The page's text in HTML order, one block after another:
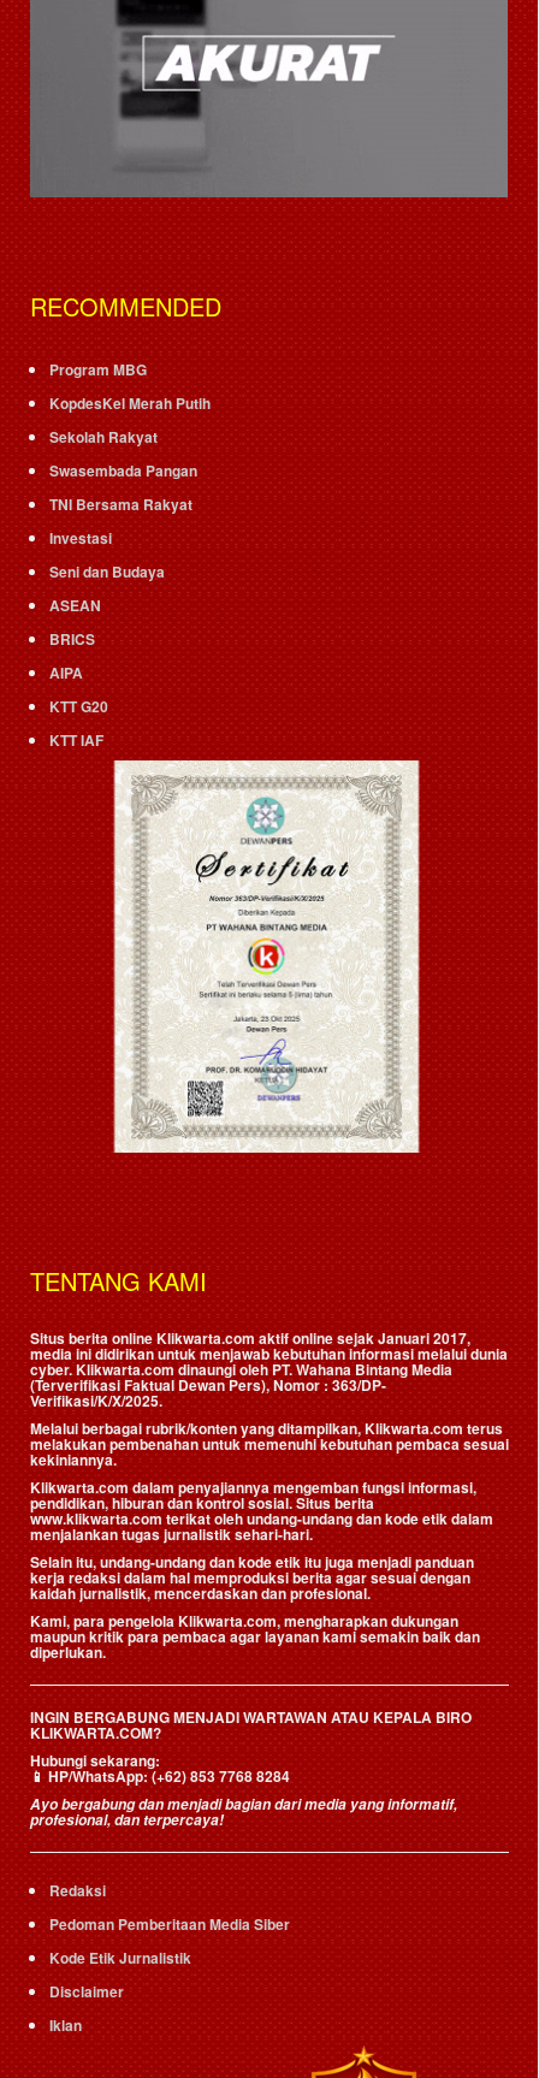
RECOMMENDED
Program MBG
KopdesKel Merah Putih
Sekolah Rakyat
Swasembada Pangan
TNI Bersama Rakyat
Investasi
Seni dan Budaya
ASEAN
BRICS
AIPA
KTT G20
KTT IAF
TENTANG KAMI
Situs berita online Klikwarta.com aktif online sejak Januari 2017,
media ini didirikan untuk menjawab kebutuhan informasi melalui dunia
cyber. Klikwarta.com dinaungi oleh PT. Wahana Bintang Media
(Terverifikasi Faktual Dewan Pers), Nomor : 363/DP-
Verifikasi/K/X/2025.
Melalui berbagai rubrik/konten yang ditampilkan, Klikwarta.com terus
melakukan pembenahan untuk memenuhi kebutuhan pembaca sesuai
kekiniannya.
Klikwarta.com dalam penyajiannya mengemban fungsi informasi,
pendidikan, hiburan dan kontrol sosial. Situs berita
www.klikwarta.com terikat oleh undang-undang dan kode etik dalam
menjalankan tugas jurnalistik sehari-hari.
Selain itu, undang-undang dan kode etik itu juga menjadi panduan
kerja redaksi dalam hal memproduksi berita agar sesuai dengan
kaidah jurnalistik, mencerdaskan dan profesional.
Kami, para pengelola Klikwarta.com, mengharapkan dukungan
maupun kritik para pembaca agar layanan kami semakin baik dan
diperlukan.
INGIN BERGABUNG MENJADI WARTAWAN ATAU KEPALA BIRO
KLIKWARTA.COM?
Hubungi sekarang:
📱HP/WhatsApp:(+62) 853 7768 8284
Ayo bergabung dan menjadi bagian dari media yang informatif,
profesional, dan terpercaya!
Redaksi
Pedoman Pemberitaan Media Siber
Kode Etik Jurnalistik
Disclaimer
Iklan